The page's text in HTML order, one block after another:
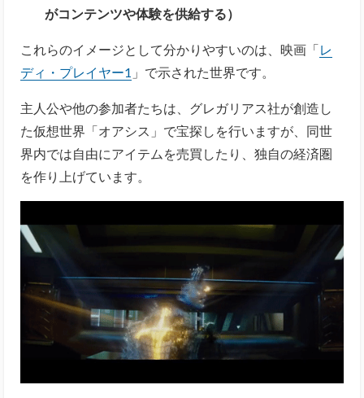
がコンテンツや体験を供給する）
これらのイメージとして分かりやすいのは、映画「レ
ディ・プレイヤー1 」で示された世界です。
主人公や他の参加者たちは、グレガリアス社が創造し
た仮想世界「オアシス」で宝探しを行いますが、同世
界内では自由にアイテムを売買したり、独自の経済圏
を作り上げています。